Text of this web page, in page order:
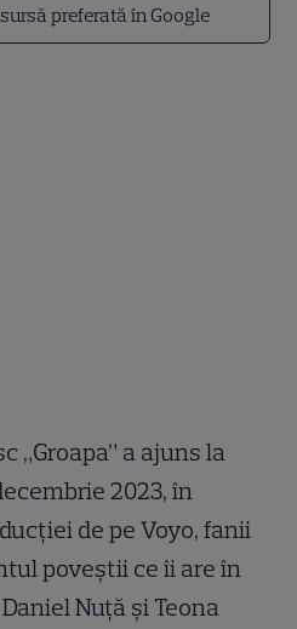
preferată în Google
„Groapa” a ajuns la
2023, în
de pe Voyo, fanii
poveștii ce îi are în
Nuță și Teona